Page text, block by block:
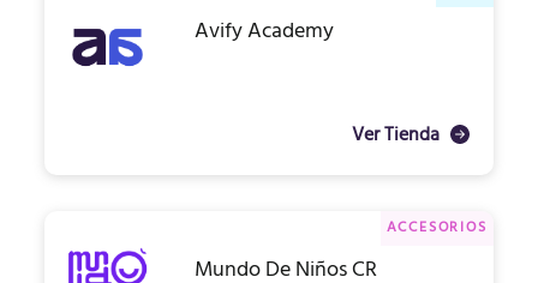
Avify Academy
Ver Tienda
ACCESORIOS
Mundo De Niños CR